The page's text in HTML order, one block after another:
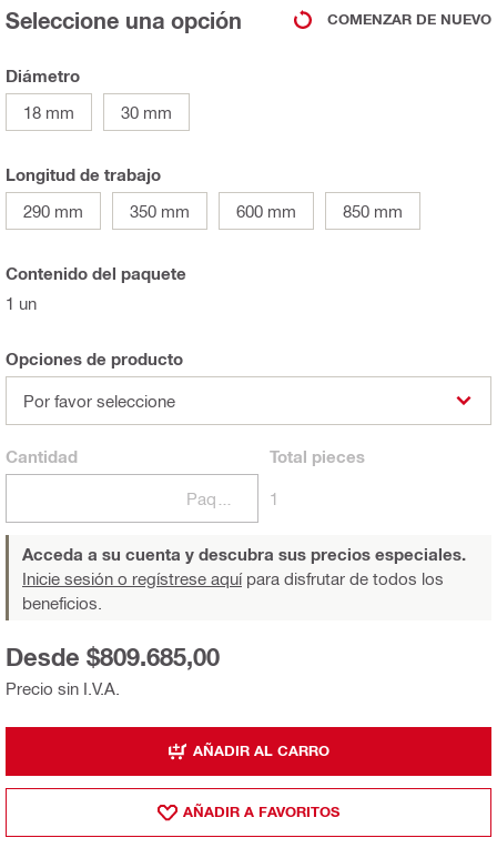
Seleccione una opción COMENZAR DE NUEVO
Diámetro
18 mm
30 mm
Longitud de trabajo
290 mm
350 mm 600 mm 850 mm
Contenido del paquete
1 un
Opciones de producto
Por favor seleccione
Cantidad Total pieces
1
Acceda a su cuenta y descubra sus precios especiales.
Inicie sesión o regístrese aquípara disfrutar de todos los
beneficios.
Precio sin I.V.A.
Desde $809.685,00
AÑADIR AL CARRO
AÑADIR A FAVORITOS